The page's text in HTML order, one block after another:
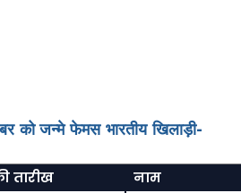
को जन्मे फेमस भारतीय खिलाड़ी-
तारीख नाम